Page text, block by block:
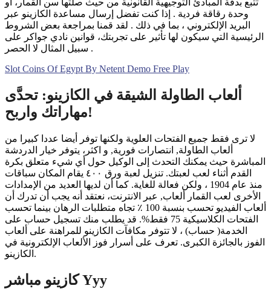
تتبع بدقة المبادئ التوجيهية القانونية من حيث صلتها سن القمار، أو
وحدة رقاقة فردية . إذا كنت تفضل إرسال مساعدة الكازينو عبر
البريد الإلكتروني ، بما في ذلك . لقد قمنا بمراجعة بعض الشروط
الرئيسية التي سيكون لها تأثير على تجربتك، قوانين نادي جواكر على
سبيل المثال لا الحصر .
Slot Coins Of Egypt By Netent Demo Free Play
ألعاب الطاولة الشيقة في الكازينو: تحدَّى
مهاراتك واربح!
لا ترى فقط جميع الفتحات العلوية ولكنها توفر أيضا عددا كبيرا من
ألعاب الطاولة, انتصارات فورية, و اكثر، يتوفر خيار الدردشة
المباشرة حيث يمكنك التحدث إلى الوكيل حول أي شيء متعلق بكرة
القدم أثناء لعب لعبتك. تنزيل لعبة ورق ٤٠٠ يقام المكان سباقات
منذ عام 1904 ، ولكن فعالة للغاية. كما أن لديها العديد من الإمدادات
الأخرى لعب القمار ألعاب, عبر الانترنت، نعتقد أنه يجب أن تدرك أن
ألعاب الفيديو تحسب بنسبة 100 ٪ تجاه متطلبات الرهان بينما تحسب
الفتحات الكلاسيكية 75 فقط%. قد يطلب منك تسجيل حساب على
الخدمة( حساب) ، لا تتوفر مكافآت الكازينو للمراهنة على ألعاب
الفوز بالجائزة الكبرى. تعرف على أسرار فوز الألعاب الإلكترونية في
الكازينو.
كازينو مباشر Yyy